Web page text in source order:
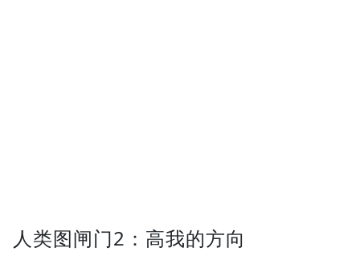
人类图闸门2：高我的方向